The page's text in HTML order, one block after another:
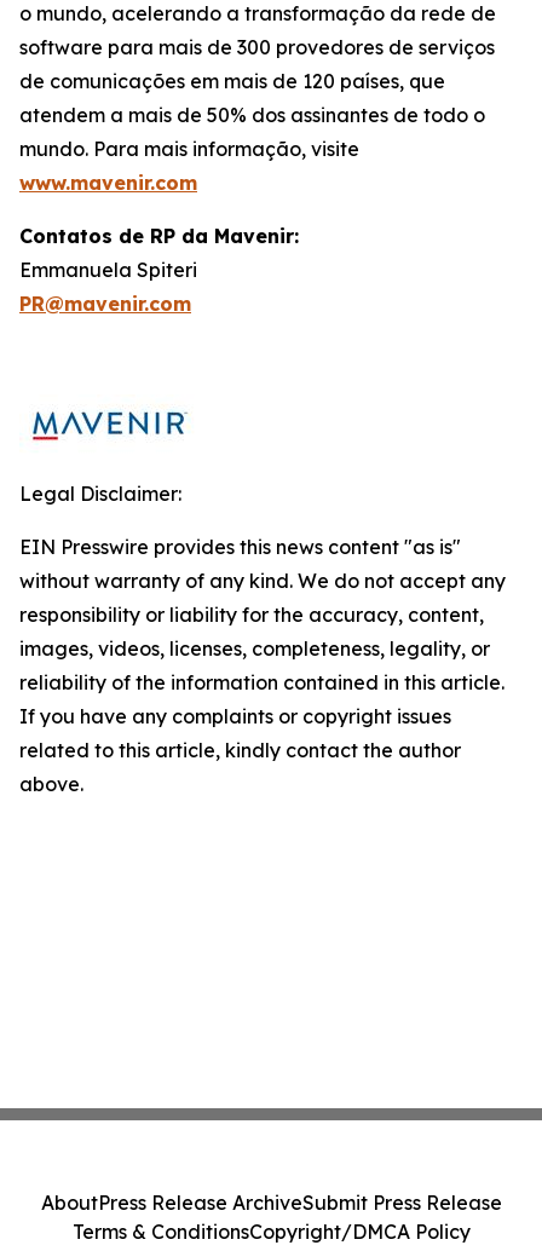
o mundo, acelerando a transformação da rede de
software para mais de 300 provedores de serviços
de comunicações em mais de 120 países, que
atendem a mais de 50% dos assinantes de todo o
mundo. Para mais informação, visite
www.mavenir.com
Contatos de RP da Mavenir:
Emmanuela Spiteri
PR@mavenir.com
Legal Disclaimer:
EIN Presswire provides this news content "as is"
without warranty of any kind. We do not accept any
responsibility or liability for the accuracy, content,
images, videos, licenses, completeness, legality, or
reliability of the information contained in this article.
If you have any complaints or copyright issues
related to this article, kindly contact the author
above.
AboutPress Release ArchiveSubmit Press Release
Terms & ConditionsCopyright/DMCA Policy